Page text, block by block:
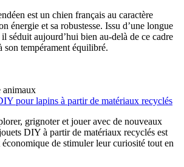
est un chien français au caractère
énergie et sa robustesse. Issu d’une longue
séduit aujourd’hui bien au-delà de ce cadre
son tempérament équilibré.
animaux
pour lapins à partir de matériaux recyclés
grignoter et jouer avec de nouveaux
DIY à partir de matériaux recyclés est
de stimuler leur curiosité tout en